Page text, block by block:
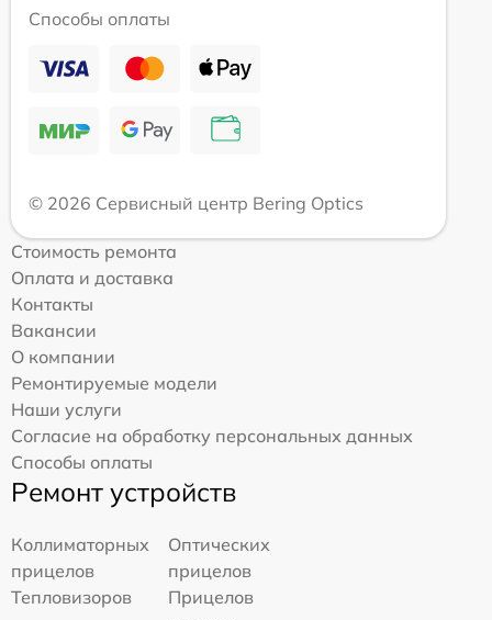
Способы оплаты
© 2026 Сервисный центр Bering Optics
Стоимость ремонта
Оплата и доставка
Контакты
Вакансии
О компании
Ремонтируемые модели
Наши услуги
Согласие на обработку персональных данных
Способы оплаты
Ремонт устройств
Коллиматорных
прицелов
Оптических
прицелов
Тепловизоров
Прицелов